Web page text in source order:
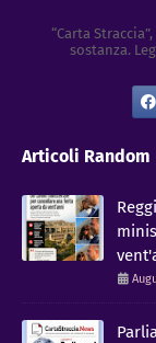
“Carta
sostanza.
Articoli Random